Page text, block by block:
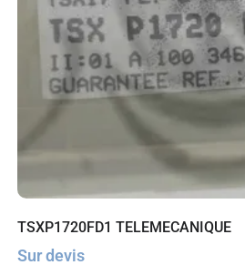
TSXP1720FD1 TELEMECANIQUE
Sur devis